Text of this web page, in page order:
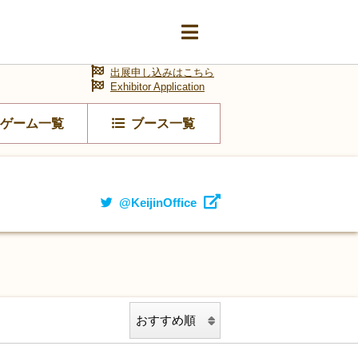
ゲーム一覧 ブース一覧
出展申し込みはこちら
Exhibitor Application
@KeijinOffice